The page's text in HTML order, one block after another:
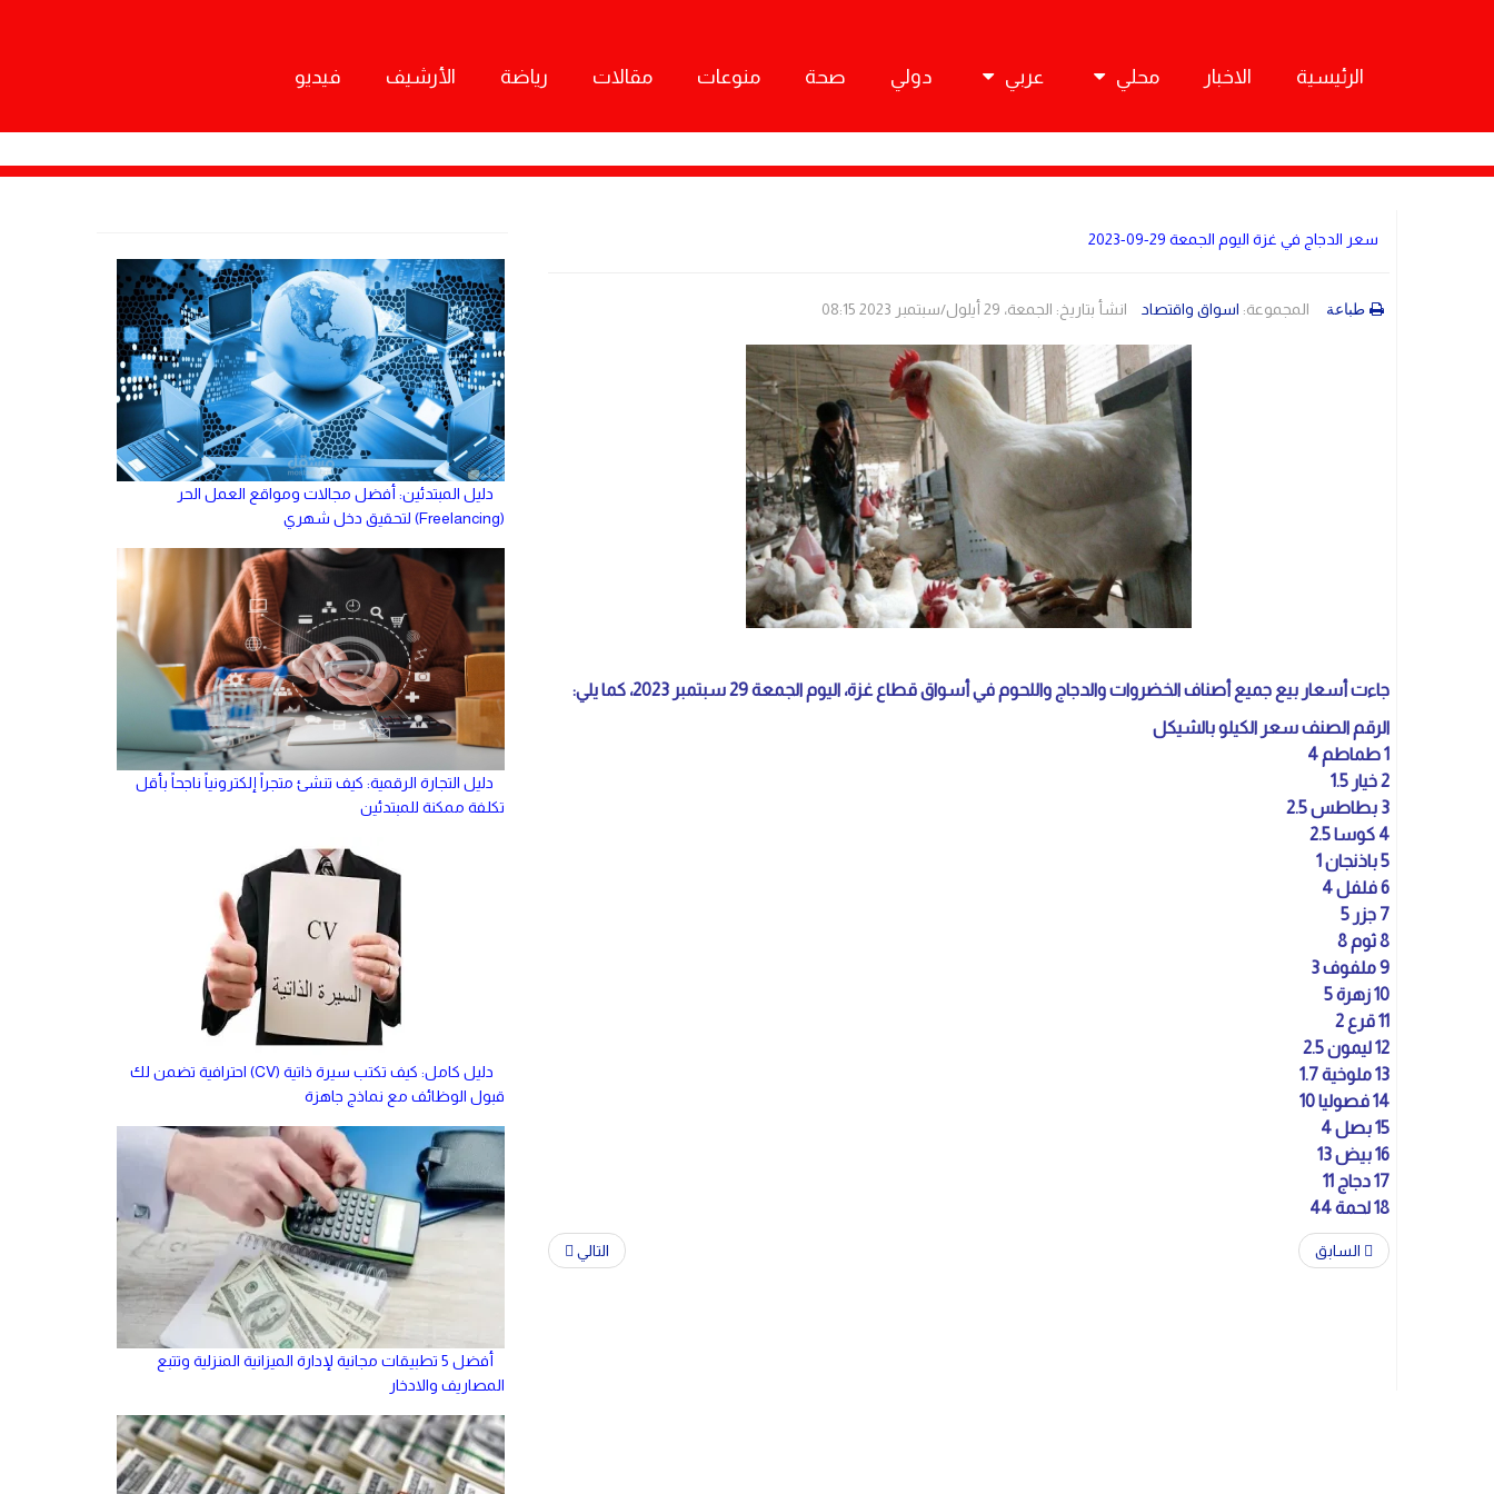
الرئيسية الاخبار محلي عربي دولي صحة منوعات مقالات رياضة الأرشيف فيديو
سعر الدجاج في غزة اليوم الجمعة 29-09-2023
المجموعة: اسواق واقتصاد انشأ بتاريخ: الجمعة، 29 أيلول/سبتمبر 2023 08:15 طباعة
جاءت أسعار بيع جميع أصناف الخضروات والدجاج واللحوم في أسواق قطاع غزة، اليوم الجمعة 29 سبتمبر 2023، كما يلي:
الرقم الصنف سعر الكيلو بالشيكل
1 طماطم 4
2 خيار 1.5
3 بطاطس 2.5
4 كوسا 2.5
5 باذنجان 1
6 فلفل 4
7 جزر 5
8 ثوم 8
9 ملفوف 3
10 زهرة 5
11 قرع 2
12 ليمون 2.5
13 ملوخية 1.7
14 فصوليا 10
15 بصل 4
16 بيض 13
17 دجاج 11
18 لحمة 44
السابق التالي
دليل المبتدئين: أفضل مجالات ومواقع العمل الحر
(Freelancing) لتحقيق دخل شهري
دليل التجارة الرقمية: كيف تنشئ متجراً إلكترونياً ناجحاً بأقل
تكلفة ممكنة للمبتدئين
دليل كامل: كيف تكتب سيرة ذاتية (CV) احترافية تضمن لك
قبول الوظائف مع نماذج جاهزة
أفضل 5 تطبيقات مجانية لإدارة الميزانية المنزلية وتتبع
المصاريف والادخار